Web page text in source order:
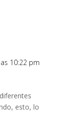
10:22 pm
esto, lo